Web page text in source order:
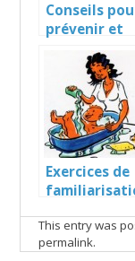
Conseils
prévenir et
soulager les
blessures en
natation
Exercices de
mois
This entry was
permalink.